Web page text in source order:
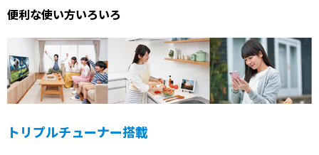
便利な使い方いろいろ
トリプルチューナー搭載